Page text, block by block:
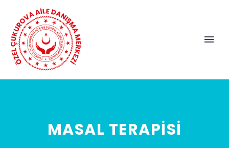
MASAL TERAPİSİ